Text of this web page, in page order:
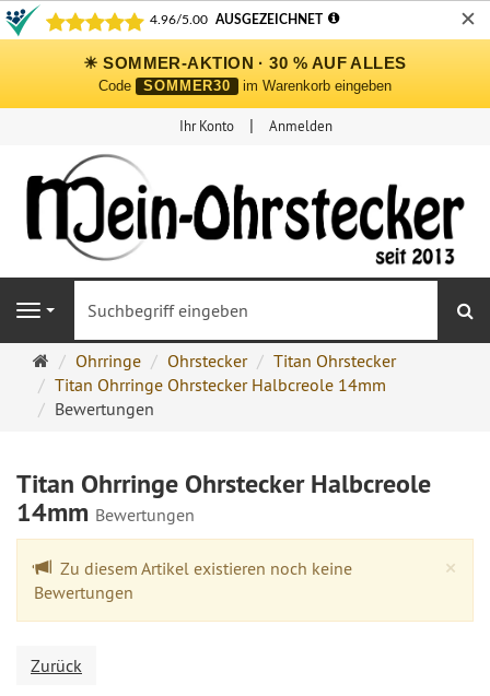
✕
☀ SOMMER-AKTION · 30 % AUF ALLES
Code SOMMER30 im Warenkorb eingeben
Ihr Konto Anmelden
Navigation
Ohrringe
Ohrstecker
Onlineshop
Ohrringe Ohrstecker
Titan Ohrstecker
Titan Ohrringe Ohrstecker Halbcreole 14mm
Bewertungen
Titan Ohrringe Ohrstecker Halbcreole
14mm Bewertungen
×
Zu diesem Artikel existieren noch keine
Bewertungen
Zurück